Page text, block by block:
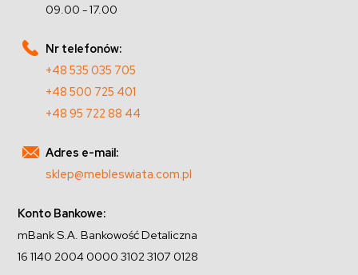
09.00 - 17.00
Nr telefonów:
+48 535 035 705
+48 500 725 401
+48 95 722 88 44
Adres e-mail:
sklep@mebleswiata.com.pl
Konto Bankowe:
mBank S.A. Bankowość Detaliczna
16 1140 2004 0000 3102 3107 0128